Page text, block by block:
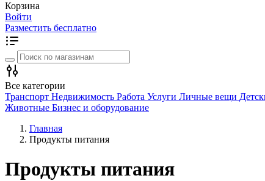
Корзина
Войти
Разместить бесплатно
Все категории
Транспорт Недвижимость Работа Услуги Личные вещи
Животные Бизнес и оборудование
Главная
Продукты питания
Продукты питания